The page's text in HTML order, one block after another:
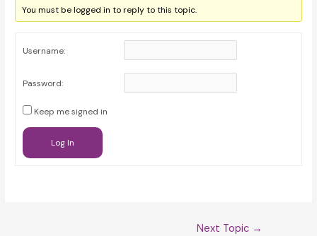
You must be logged in to reply to this topic.
Username:
Password:
Keep me signed in
Log In
Next Topic →